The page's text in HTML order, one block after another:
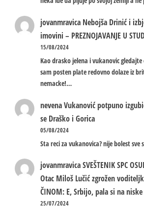
jovanmravica Nebojša Drinić i
imovini – PREZNOJAVANJE U
15/08/2024
Kao drasko jelena i vukanovic
sam posten plate redovno dolaze iz
nemacke!…
nevenaVukanović potpuno
se Draško i Gorica
05/08/2024
Sta reci za vukanovica? nije bolest sve
jovanmravicaSVEŠTENIK SPC
Otac Miloš Lučić zgrožen
ČINOM: E, Srbijo, pala si na
25/07/2024